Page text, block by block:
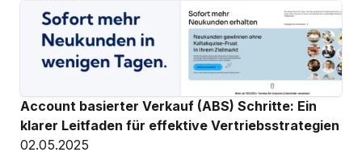
Account basierter Verkauf (ABS) Schritte: Ein
klarer Leitfaden für effektive Vertriebsstrategien
02.05.2025